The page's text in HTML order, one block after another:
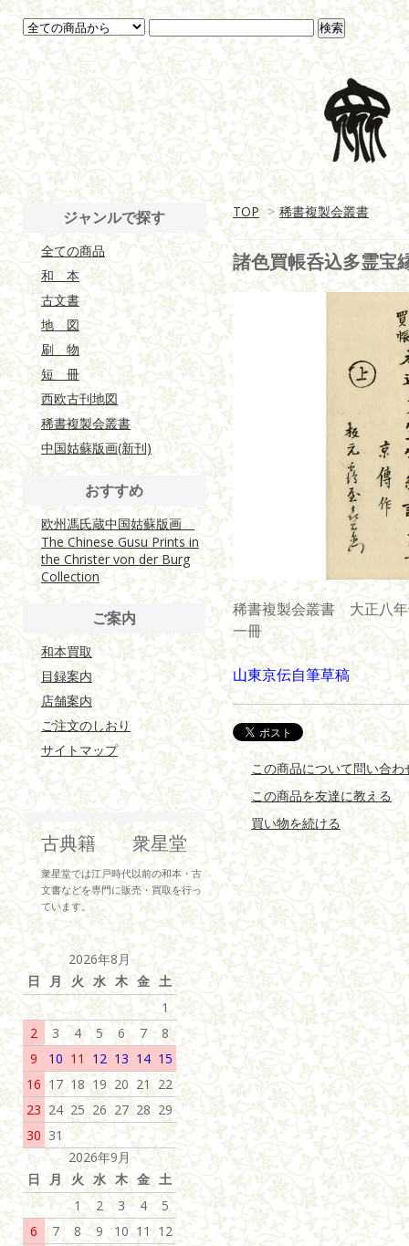
TOP > 稀書複製会叢書
諸色買帳呑込多霊宝
稀書複製会叢書 大正
一冊
山東京伝自筆草稿
この商品について問い合わ
この商品を友達に教える
買い物を続ける
ジャンルで探す
全ての商品
和 本
古文書
地 図
刷 物
短 冊
西欧古刊地図
稀書複製会叢書
中国姑蘇版画(新刊)
おすすめ
欧州馮氏蔵中国姑蘇版画
The Chinese Gusu Prints in
the Christer von der Burg
Collection
ご案内
和本買取
目録案内
店舗案内
ご注文のしおり
サイトマップ
古典籍 衆星堂
衆星堂では江戸時代以前の和本・古
文書などを専門に販売・買取を行っ
ています。
2026年8月
日 月 火 水 木 金 土
1
2
3 4 5 6 7
8
9
10 11 12 13 14 15
16 17 18 19 20 21 22
23 24 25 26 27 28 29
30 31
2026年9月
日 月 火 水 木 金 土
1
2 3 4
5
6
7 8 9 10 11 12